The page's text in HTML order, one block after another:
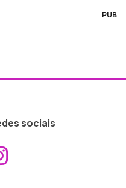
PUB
sociais
ao